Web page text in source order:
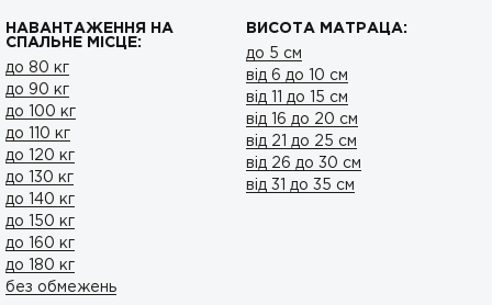
НАВАНТАЖЕННЯ НА
СПАЛЬНЕ МІСЦЕ:
до 80 кг
до 90 кг
до 100 кг
до 110 кг
до 120 кг
до 130 кг
до 140 кг
до 150 кг
до 160 кг
до 180 кг
без обмежень
ВИСОТА МАТРАЦА:
до 5 см
від 6 до 10 см
від 11 до 15 см
від 16 до 20 см
від 21 до 25 см
від 26 до 30 см
від 31 до 35 см